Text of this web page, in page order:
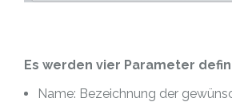
Es werden vier Parameter
Name: Bezeichnung der